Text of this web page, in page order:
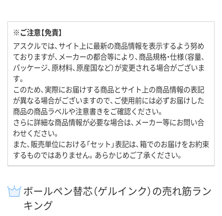
※ご注意【免責】
アスクルでは、サイト上に最新の商品情報を表示するよう努め
ておりますが、メーカーの都合等により、商品規格・仕様（容量、
パッケージ、原材料、原産国など）が変更される場合がございま
す。
このため、実際にお届けする商品とサイト上の商品情報の表記
が異なる場合がございますので、ご使用前には必ずお届けした
商品の商品ラベルや注意書きをご確認ください。
さらに詳細な商品情報が必要な場合は、メーカー等にお問い合
わせください。
また、販売単位における「セット」表記は、箱でのお届けをお約束
するものではありません。あらかじめご了承ください。
ボールペン替芯（ゲルインク）の売れ筋ラン
キング